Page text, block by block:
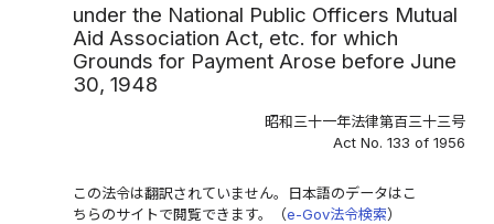
under the National Public Officers Mutual
Aid Association Act, etc. for which
Grounds for Payment Arose before June
30, 1948
昭和三十一年法律第百三十三号
Act No. 133 of 1956
この法令は翻訳されていません。日本語のデータはこ
ちらのサイトで閲覧できます。（e-Gov法令検索）